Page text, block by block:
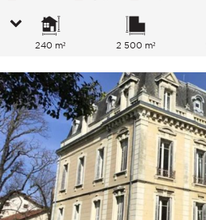
240 m² 2 500 m²